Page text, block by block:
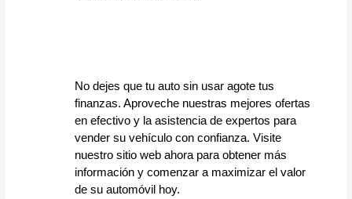
No dejes que tu auto sin usar agote tus
finanzas. Aproveche nuestras mejores ofertas
en efectivo y la asistencia de expertos para
vender su vehículo con confianza. Visite
nuestro sitio web ahora para obtener más
información y comenzar a maximizar el valor
de su automóvil hoy.